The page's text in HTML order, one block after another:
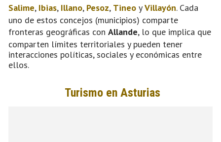
Salime, Ibias, Illano, Pesoz, Tineo yVillayón. Cada
uno de estos concejos (municipios) comparte
fronteras geográficas con Allande, lo que implica que
comparten límites territoriales y pueden tener
interacciones políticas, sociales y económicas entre
ellos.